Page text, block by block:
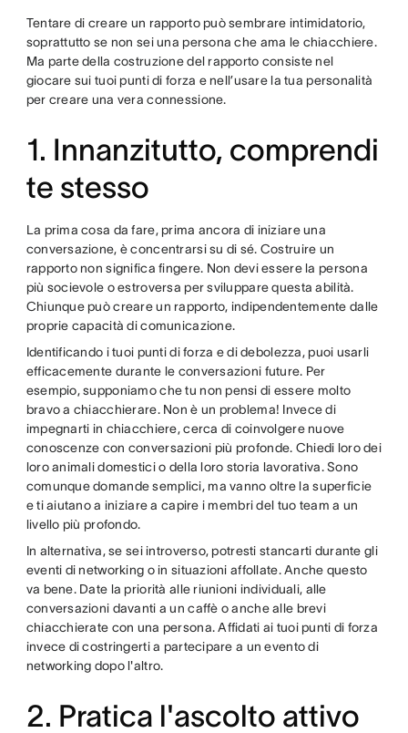
Tentare di creare un rapporto può sembrare intimidatorio,
soprattutto se non sei una persona che ama le chiacchiere.
Ma parte della costruzione del rapporto consiste nel
giocare sui tuoi punti di forza e nell’usare la tua personalità
per creare una vera connessione.
1. Innanzitutto, comprendi
te stesso
La prima cosa da fare, prima ancora di iniziare una
conversazione, è concentrarsi su di sé. Costruire un
rapporto non significa fingere. Non devi essere la persona
più socievole o estroversa per sviluppare questa abilità.
Chiunque può creare un rapporto, indipendentemente dalle
proprie capacità di comunicazione.
Identificando i tuoi punti di forza e di debolezza, puoi usarli
efficacemente durante le conversazioni future. Per
esempio, supponiamo che tu non pensi di essere molto
bravo a chiacchierare. Non è un problema! Invece di
impegnarti in chiacchiere, cerca di coinvolgere nuove
conoscenze con conversazioni più profonde. Chiedi loro dei
loro animali domestici o della loro storia lavorativa. Sono
comunque domande semplici, ma vanno oltre la superficie
e ti aiutano a iniziare a capire i membri del tuo team a un
livello più profondo.
In alternativa, se sei introverso, potresti stancarti durante gli
eventi di networking o in situazioni affollate. Anche questo
va bene. Date la priorità alle riunioni individuali, alle
conversazioni davanti a un caffè o anche alle brevi
chiacchierate con una persona. Affidati ai tuoi punti di forza
invece di costringerti a partecipare a un evento di
networking dopo l'altro.
2. Pratica l'ascolto attivo